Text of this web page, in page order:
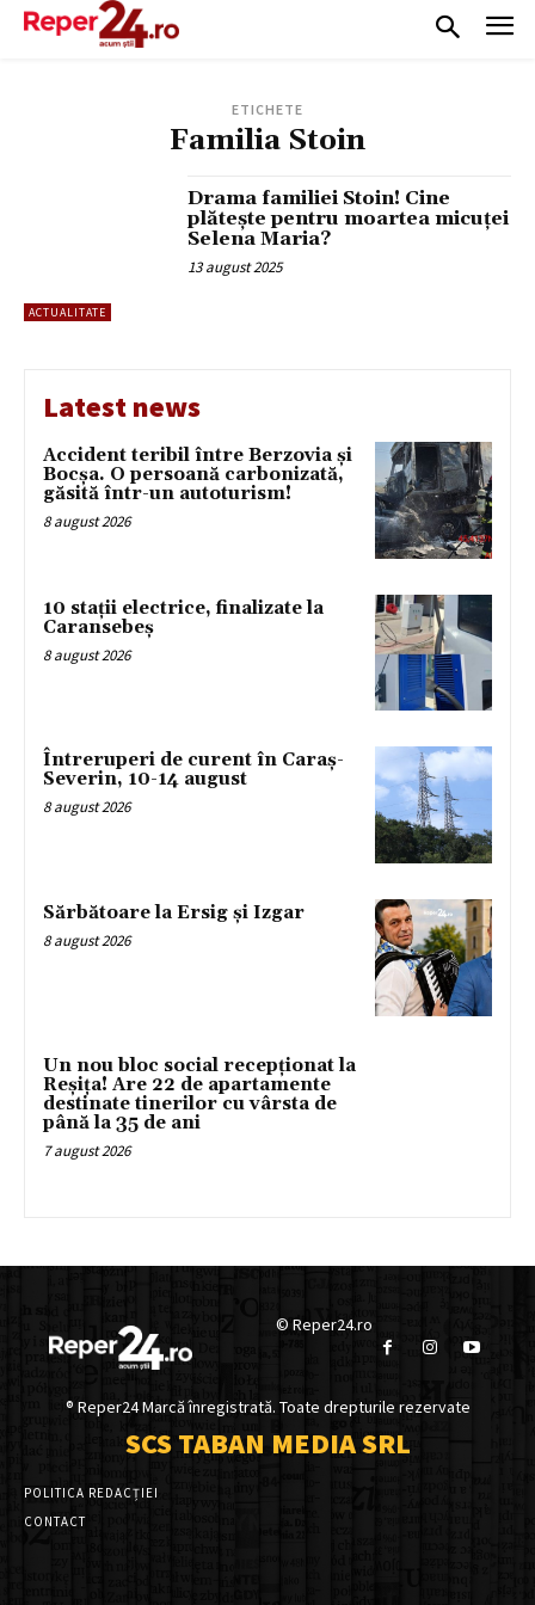
ETICHETE
Familia Stoin
ACTUALITATE
Drama familiei Stoin! Cine
plătește pentru moartea micuței
Selena Maria?
13 august 2025
Latest news
Accident teribil între Berzovia și
Bocșa. O persoană carbonizată,
găsită într-un autoturism!
8 august 2026
10 stații electrice, finalizate la
Caransebeș
8 august 2026
Întreruperi de curent în Caraș-
Severin, 10-14 august
8 august 2026
Sărbătoare la Ersig și Izgar
8 august 2026
Un nou bloc social recepționat la
Reșița! Are 22 de apartamente
destinate tinerilor cu vârsta de
până la 35 de ani
7 august 2026
© Reper24.ro
® Reper24 Marcă înregistrată. Toate drepturile rezervate
SCS TABAN MEDIA SRL
POLITICA REDACȚIEI
CONTACT